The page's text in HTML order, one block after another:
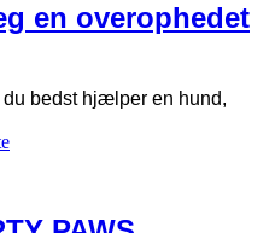
en overophedet
bedst hjælper en hund,